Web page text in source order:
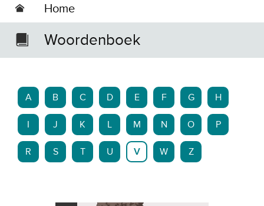
Home
Woordenboek
A B C D E F G H
J K L M N O P
R S T U V W Z